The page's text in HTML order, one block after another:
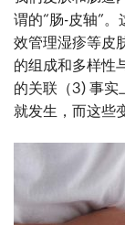
谓的“肠-皮轴”
效管理湿疹等皮
的组成和多样性
的关联（3) 事实
就发生，而这些